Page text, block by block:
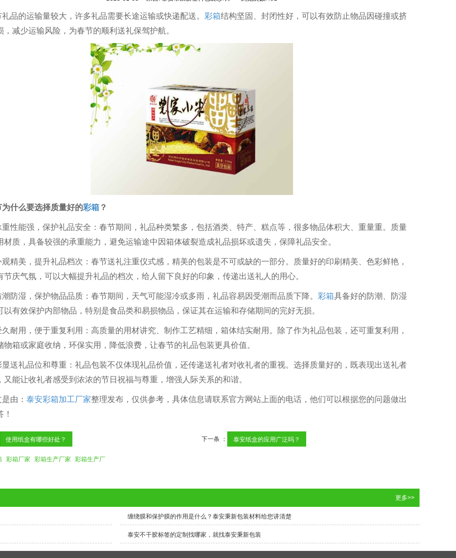
礼品的运输量较大，许多礼品需要长途运输或快递配送。 彩箱结构坚固、封闭性好，可以有效防止物品因碰撞或挤
，减少运输风险，为春节的顺利送礼保驾护航。
为什么要选择质量好的彩箱 ？
重性能强，保护礼品安全：春节期间，礼品种类繁多，包括酒类、特产、糕点等，很多物品体积大、重量重。质量
材质，具备较强的承重能力，避免运输途中因箱体破裂造成礼品损坏或遗失，保障礼品安全。
观精美，提升礼品档次：春节送礼注重仪式感，精美的包装是不可或缺的一部分。质量好的印刷精美、色彩鲜艳，
节庆气氛，可以大幅提升礼品的档次，给人留下良好的印象，传递出送礼人的用心。
潮防湿，保护物品品质：春节期间，天气可能湿冷或多雨，礼品容易因受潮而品质下降。 彩箱具备好的防潮、防湿
以有效保护内部物品，特别是食品类和易损物品，保证其在运输和存储期间的完好无损。
久耐用，便于重复利用：高质量的用材讲究、制作工艺精细，箱体结实耐用。除了作为礼品包装，还可重复利用，
物箱或家庭收纳，环保实用，降低浪费，让春节的礼品包装更具价值。
显送礼品位和尊重：礼品包装不仅体现礼品价值，还传递送礼者对收礼者的重视。选择质量好的，既表现出送礼者
又能让收礼者感受到浓浓的节日祝福与尊重，增强人际关系的和谐。
由： 泰安彩箱加工厂家整理发布，仅供参考，具体信息请联系官方网站上面的电话，他们可以根据您的问题做出
使用纸盒有哪些好处？ 下一条 ： 泰安纸盒的应用广泛吗？
彩箱厂家 彩箱生产厂家 彩箱生产厂
更多>>
缠绕膜和保护膜的作用是什么？泰安秉新包装材料给您讲清楚
泰安不干胶标签的定制找哪家，就找泰安秉新包装